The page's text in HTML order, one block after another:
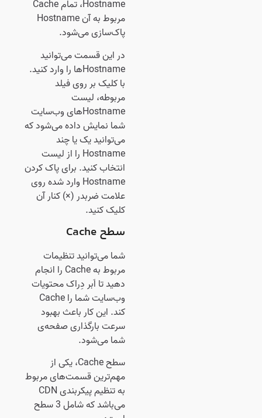
Hostname، تمام Cache
مربوط به آن Hostname
پاک‌سازی می‌شود.
در این قسمت می‌توانید
Hostnameها را وارد کنید.
با کلیک بر روی فیلد
مربوطه، لیست
Hostnameهای وب‌سایت
شما نمایش داده می‌شود که
می‌توانید یک یا چند
Hostname را از لیست
انتخاب کنید. برای پاک کردن
Hostname وارد شده روی
علامت ضربدر (×) کنار آن
کلیک کنید.
سطح Cache
شما می‌توانید تنظیمات
مربوط به Cache را انجام
دهید تا اَبر دِراک محتویات
وب‌سایت شما را Cache
کند. این کار باعث بهبود
سرعت بارگذاری صفحه‌ی
شما می‌شود.
سطح Cache، یکی از
مهم‌ترین قسمت‌های مربوط
به تنظیم پیکربندی CDN
می‌باشد که شامل 3 سطح